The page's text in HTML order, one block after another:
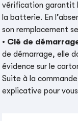
vérification garantit
la batterie. En
son remplacement
• Clé de
de démarrage, elle
évidence sur le
Suite à la
explicative pour